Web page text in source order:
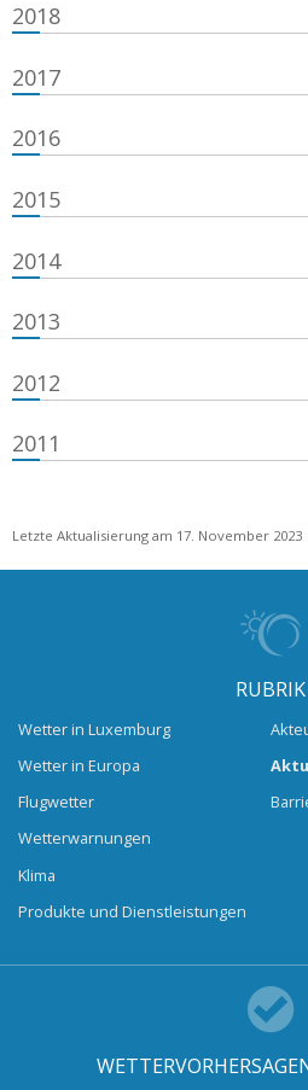
2018
2017
2016
2015
2014
2013
2012
2011
Letzte Aktualisierung am 17. November 2023
RUBRIK
Wetter in Luxemburg
Wetter in Europa
Flugwetter
Wetterwarnungen
Klima
Produkte und Dienstleistungen